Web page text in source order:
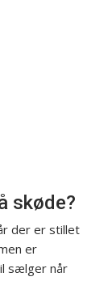
skøde?
der er stillet
er
sælger når